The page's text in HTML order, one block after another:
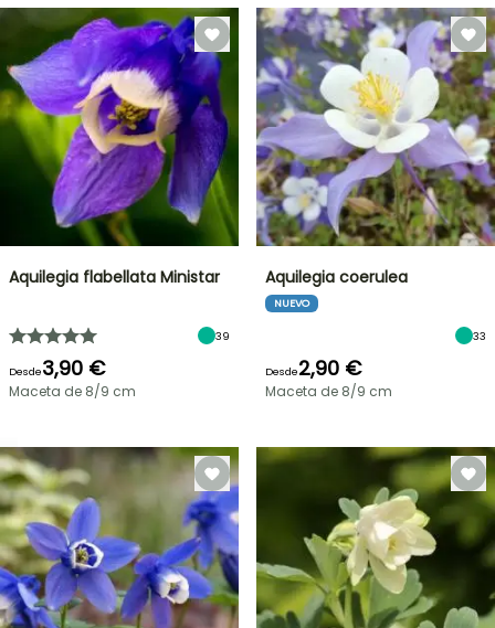
OFERTA
RELÁMPAGO
¡HASTA
UN
30
%
DE
DESCUENTO
BULBOS
PRIMAVERA
Aquilegia flabellata Ministar
39
Desde3,90 €
Maceta de 8/9 cm
Aquilegia coerulea
NUEVO
33
Desde2,90 €
Maceta de 8/9 cm